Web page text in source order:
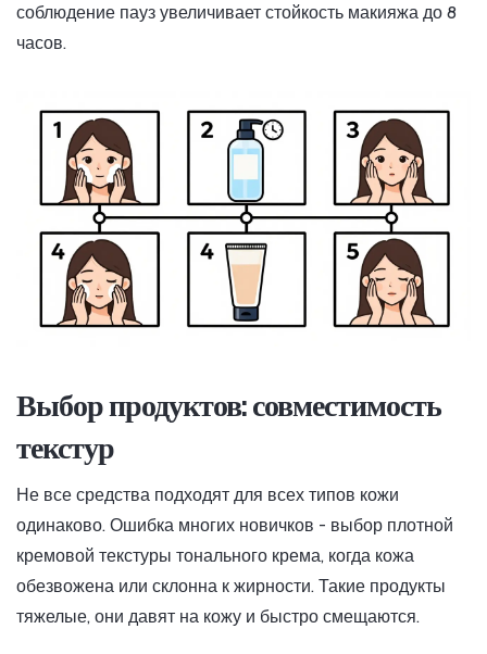
соблюдение пауз увеличивает стойкость макияжа до 8
часов.
Выбор продуктов: совместимость
текстур
Не все средства подходят для всех типов кожи
одинаково. Ошибка многих новичков - выбор плотной
кремовой текстуры тонального крема, когда кожа
обезвожена или склонна к жирности. Такие продукты
тяжелые, они давят на кожу и быстро смещаются.